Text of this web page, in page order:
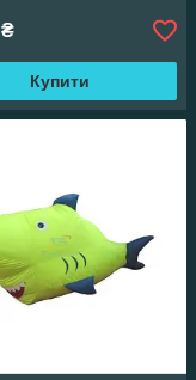
₴
Купити